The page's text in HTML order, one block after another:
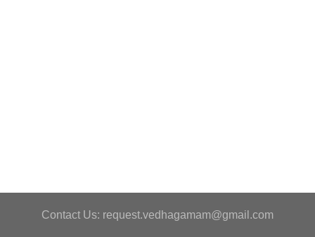
Contact Us: request.vedhagamam@gmail.com